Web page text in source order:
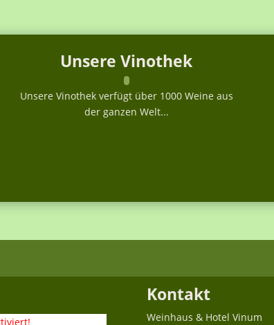
Unsere Vinothek
Unsere Vinothek verfügt über 1000 Weine aus
der ganzen Welt...
Kontakt
Weinhaus & Hotel Vinum